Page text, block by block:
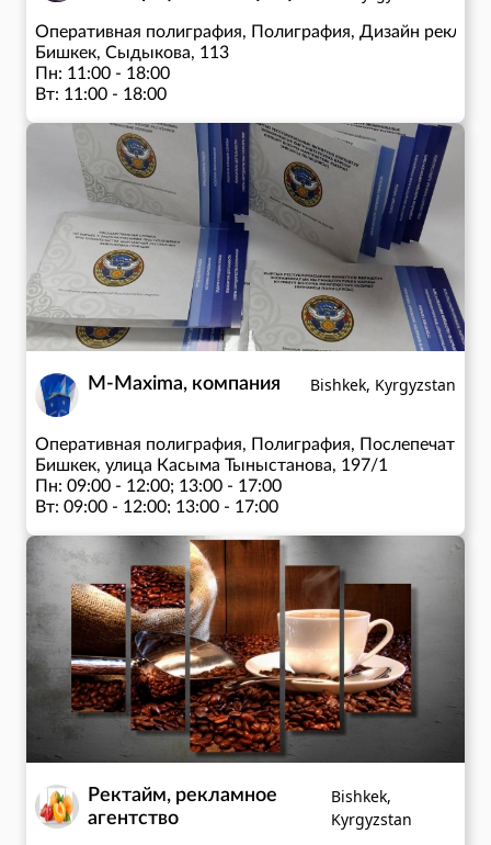
Оперативная полиграфия, Полиграфия, Дизайн
Бишкек, Сыдыкова, 113
Пн: 11:00 - 18:00
Вт: 11:00 - 18:00
Чт: 11:00 - 18:00
Пт: 11:00 - 18:00
Сб: 11:00 - 18:00
M-Maxima, компания Bishkek, Kyrgyzstan
Оперативная полиграфия, Полиграфия, Послепечатная
Бишкек, улица Касыма Тыныстанова, 197/1
Пн: 09:00 - 12:00; 13:00 - 17:00
Вт: 09:00 - 12:00; 13:00 - 17:00
Чт: 09:00 - 12:00; 13:00 - 17:00
Пт: 09:00 - 12:00; 13:00 - 17:00
Ректайм, рекламное
агентство
Bishkek,
Kyrgyzstan